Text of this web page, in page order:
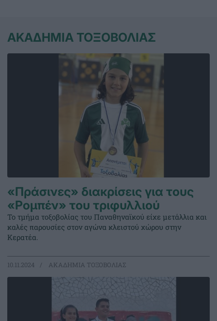
ΑΚΑΔΗΜΙΑ ΤΟΞΟΒΟΛΙΑΣ
«Πράσινες» διακρίσεις για τους
«Ρομπέν» του τριφυλλιού
Το τμήμα τοξοβολίας του Παναθηναϊκού είχε μετάλλια και
καλές παρουσίες στον αγώνα κλειστού χώρου στην
Κερατέα.
10.11.2024 ΑΚΑΔΗΜΙΑ ΤΟΞΟΒΟΛΙΑΣ